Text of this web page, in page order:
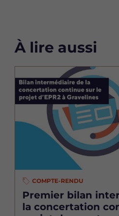
À lire aussi
COMPTE-RENDU
Premier bilan
la concertation